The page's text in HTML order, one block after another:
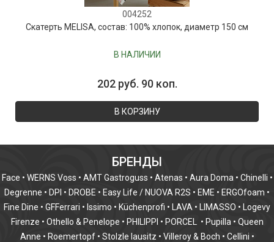
004252
Скатерть MELISA, состав: 100% хлопок, диаметр 150 см
В НАЛИЧИИ
202 руб. 90 коп.
В КОРЗИНУ
БРЕНДЫ
Face • WERNS Voss • AMT Gastroguss • Atenas • Aura Doma • Chinelli •
Degrenne • DPI • DROBE • Easy Life / NUOVA R2S • EME • ERGOfoam •
Fine Dine • GFFerrari • Issimo • Küchenprofi • LAVA • LIMASSO • Logevy
Firenze • Othello & Penelope • PHILIPPI • PORCEL • Pupilla • Queen
Anne • Roemertopf • Stolzle lausitz • Villeroy & Boch • Cellini •